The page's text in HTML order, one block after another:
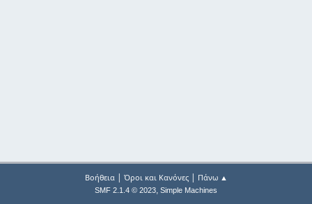
Βοήθεια| Όροι και Κανόνες| Πάνω ▲
SMF 2.1.4 © 2023, Simple Machines